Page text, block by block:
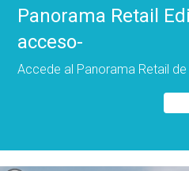
Panorama Retail
acceso-
Accede al Panorama Retail